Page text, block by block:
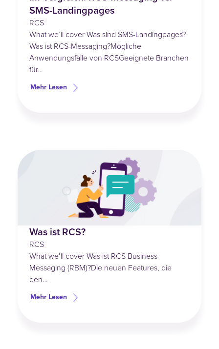
SMS-Landingpages
RCS
What we’ll cover Was sind SMS-Landingpages?
Was ist RCS-Messaging?Mögliche
Anwendungsfälle von RCSGeeignete Branchen
für…
Mehr Lesen
Was ist RCS?
RCS
What we’ll cover Was ist RCS Business
Messaging (RBM)?Die neuen Features, die
den…
Mehr Lesen